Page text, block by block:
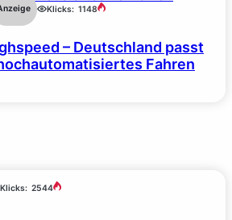
Klicks: 1148
– Deutschland passt
Fahren
Klicks: 2544